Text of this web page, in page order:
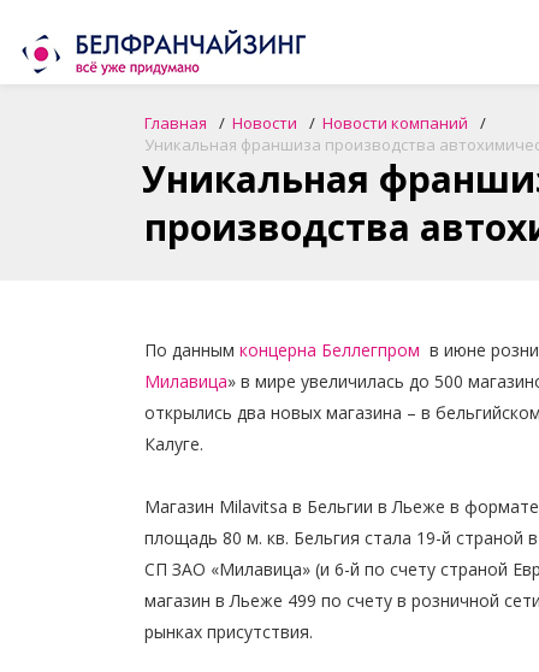
Главная Новости
Новости компаний
Уникальная франшиза производства
Уникальная
производства
По данным концерна Беллегпром в июне
Милавица» в мире увеличилась до 500
открылись два новых магазина – в
Калуге.
Магазин Milavitsa в Бельгии в Льеже в
площадь 80 м. кв. Бельгия стала 19-й страной
СП ЗАО «Милавица» (и 6-й по счету страной
магазин в Льеже 499 по счету в розничной
рынках присутствия.